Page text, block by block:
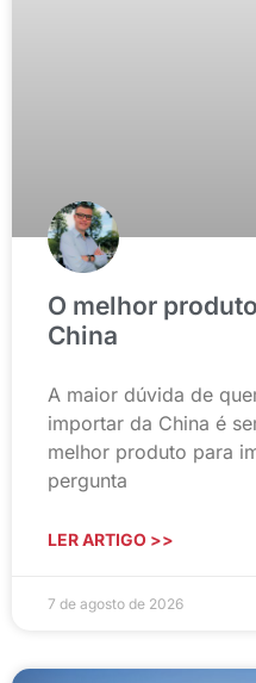
O melhor
China
A maior dúvida de
importar da China é
melhor produto para
pergunta
LER ARTIGO >>
7 de agosto de 2026